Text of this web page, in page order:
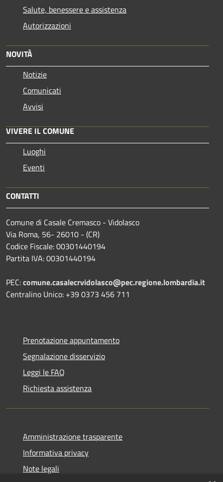
Salute, benessere e assistenza
Autorizzazioni
NOVITÀ
Notizie
Comunicati
Avvisi
VIVERE IL COMUNE
Luoghi
Eventi
CONTATTI
Comune di Casale Cremasco - Vidolasco
Via Roma, 56- 26010 - (CR)
Codice Fiscale: 00301440194
Partita IVA: 00301440194
PEC:comune.casalecrvidolasco@pec.regione.lombardia.it
Centralino Unico: +39 0373 456 711
Prenotazione appuntamento
Segnalazione disservizio
Leggi le FAQ
Richiesta assistenza
Amministrazione trasparente
Informativa privacy
Note legali